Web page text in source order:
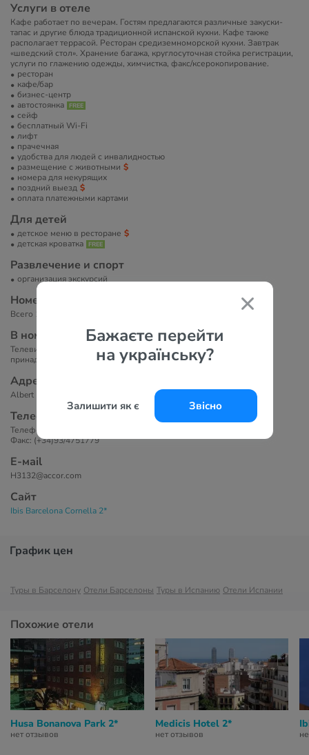
Бажаєте перейти
на українську?
Залишити як є Звісно
Услуги в отеле
Кафе работает по вечерам. Гостям предлагаются различные закуски-
тапас и другие блюда традиционной испанской кухни. Кафе также
располагает террасой. Ресторан средиземноморской кухни. Завтрак
«шведский стол». Хранение багажа, круглосуточная стойка регистрации,
услуги по глажению одежды, химчистка, факс/ксерокопирование.
ресторан
кафе/бар
бизнес-центр
автостоянка
сейф
бесплатный Wi-Fi
лифт
прачечная
удобства для людей с инвалидностью
размещение с животными
номера для некурящих
поздний выезд
оплата платежными картами
Для детей
детское меню в ресторане
детская кроватка
Развлечение и спорт
организация экскурсий
Номера
Всего 122 номеров.
В номерах
Телевизор, телефон, ванна/душ, фен, туалетно-косметические
принадлежности, кондиционер, бесплатный Wi-Fi.
Адрес
Albert Einstein, 53-55, 08940 Корнелья-де-Льобрегат, Испания
Телефоны
Телефон: +34934751777
Факс: (+34)93/4751779
Е-маil
H3132@accor.com
Сайт
Ibis Barcelona Cornella 2*
График цен
Туры в Барселону Отели Барселоны Туры в Испанию Отели Испании
Похожие отели
Husa Bonanova Park 2*
нет отзывов
Medicis Hotel 2*
нет отзывов